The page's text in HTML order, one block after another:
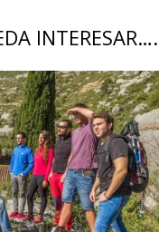
INTERESAR….